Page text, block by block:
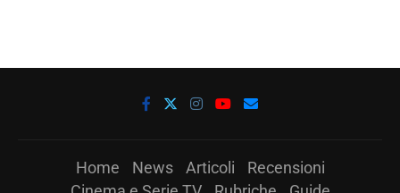
Home News Articoli
Recensioni